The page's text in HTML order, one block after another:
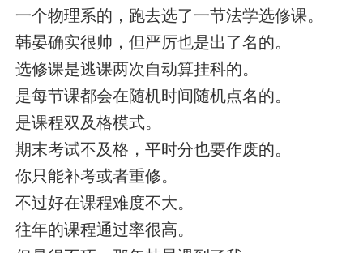
一个物理系的，跑去选了一节法学选修课。
韩晏确实很帅，但严厉也是出了名的。
选修课是逃课两次自动算挂科的。
是每节课都会在随机时间随机点名的。
是课程双及格模式。
期末考试不及格，平时分也要作废的。
你只能补考或者重修。
不过好在课程难度不大。
往年的课程通过率很高。